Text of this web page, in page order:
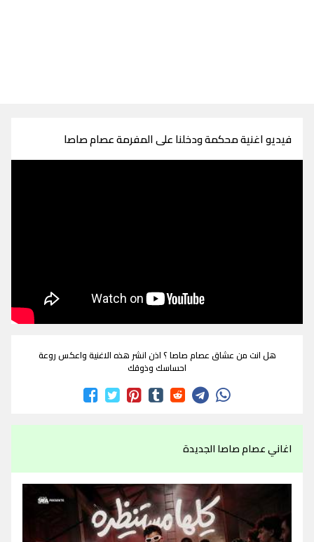
فيديو اغنية محكمة ودخلنا على المفرمة عصام صاصا
هل انت من عشاق عصام صاصا ؟ اذن انشر هذه الاغنية واعكس روعة
احساسك وذوقك
اغاني عصام صاصا الجديدة